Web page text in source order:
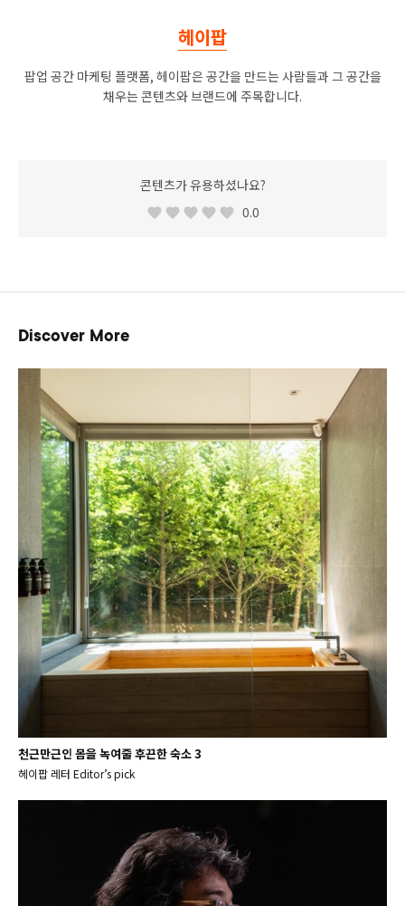
헤이팝
팝업 공간 마케팅 플랫폼, 헤이팝은 공간을 만드는 사람들과 그 공간을
채우는 콘텐츠와 브랜드에 주목합니다.
콘텐츠가 유용하셨나요?
0.0
Discover More
천근만근인 몸을 녹여줄 후끈한 숙소 3
헤이팝 레터 Editor’s pick